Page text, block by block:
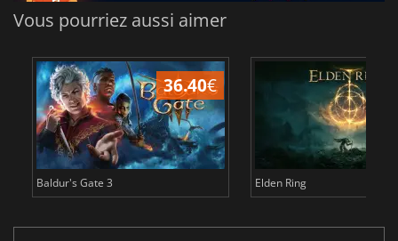
Vous pourriez aussi aimer
36.40€
Baldur's Gate 3 Elden Ring